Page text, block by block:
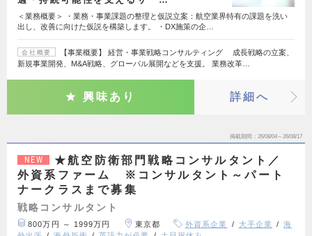
＜業務概要＞ ・業務・事業課題の整理と仮説立案：航空業界特有の課題を洗い
出し、改善に向けた仮説を構築します。 ・DX施策の企…
会社概要
【事業概要】 経営・事業戦略コンサルティング 成長戦略の立案、
新規事業開発、M&A戦略、グローバル展開などを支援。 業務改革…
興味あり 詳細へ
掲載期間 26/08/04～26/08/17
NEW
★航空防衛部門戦略コンサルタント／
外資系ファーム ※コンサルタント～パート
ナークラスまで募集
戦略コンサルタント
800万円 ～ 1999万円 東京都 外資系企業 大手企業
海